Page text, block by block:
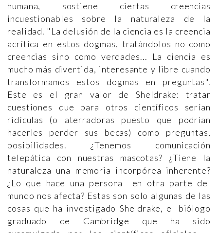
humana, sostiene ciertas creencias
incuestionables sobre la naturaleza de la
realidad. "La delusión de la ciencia es la creencia
acrítica en estos dogmas, tratándolos no como
creencias sino como verdades... La ciencia es
mucho más divertida, interesante y libre cuando
transformamos estos dogmas en preguntas".
Este es el gran valor de Sheldrake: tratar
cuestiones que para otros científicos serían
ridículas (o aterradoras puesto que podrían
hacerles perder sus becas) como preguntas,
posibilidades. ¿Tenemos comunicación
telepática con nuestras mascotas? ¿Tiene la
naturaleza una memoria incorpórea inherente?
¿Lo que hace una persona en otra parte del
mundo nos afecta? Estas son solo algunas de las
cosas que ha investigado Sheldrake, el biólogo
graduado de Cambridge que ha sido